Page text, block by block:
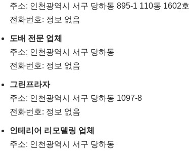
주소: 인천광역시 서구 당하동 895-1 110동 1602호
전화번호: 정보 없음
도배 전문 업체
주소: 인천광역시 서구 당하동
전화번호: 정보 없음
그린프라자
주소: 인천광역시 서구 당하동 1097-8
전화번호: 정보 없음
인테리어 리모델링 업체
주소: 인천광역시 서구 당하동